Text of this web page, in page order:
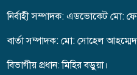
নির্বাহী সম্পাদক: এডভোকেট মো:
বার্তা সম্পাদক: মো: সো‌হেল
বিভাগীয় প্রধান: মিহির বড়ুয়া।